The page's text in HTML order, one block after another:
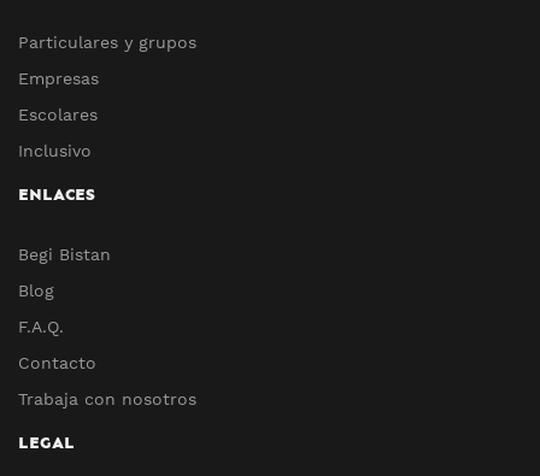
Particulares y grupos
Empresas
Escolares
Inclusivo
ENLACES
Begi Bistan
Blog
F.A.Q.
Contacto
Trabaja con nosotros
LEGAL